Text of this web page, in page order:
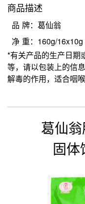
商品描述
品 牌：葛仙翁
净 重：160g/16x10g
*有关产品的生产日期
等，请以包装上的信
解毒的作用，适合咽
葛仙
固体